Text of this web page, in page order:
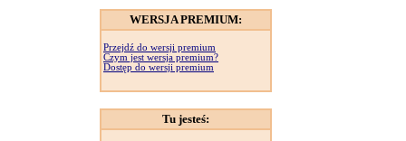
WERSJA PREMIUM:
Przejdź do wersji premium
Czym jest wersja premium?
Dostęp do wersji premium
Tu jesteś: